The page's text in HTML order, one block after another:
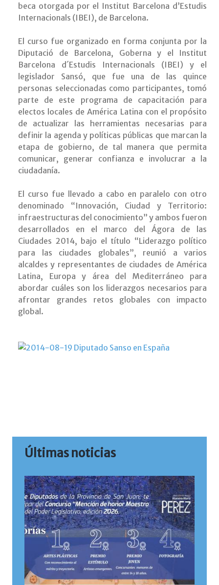
beca otorgada por el Institut Barcelona d’Estudis
Internacionals (IBEI), de Barcelona.
El curso fue organizado en forma conjunta por la
Diputació de Barcelona, Goberna y el Institut
Barcelona d´Estudis Internacionals (IBEI) y el
legislador Sansó, que fue una de las quince
personas seleccionadas como participantes, tomó
parte de este programa de capacitación para
electos locales de América Latina con el propósito
de actualizar las herramientas necesarias para
definir la agenda y políticas públicas que marcan la
etapa de gobierno, de tal manera que permita
comunicar, generar confianza e involucrar a la
ciudadanía.
El curso fue llevado a cabo en paralelo con otro
denominado “Innovación, Ciudad y Territorio:
infraestructuras del conocimiento” y ambos fueron
desarrollados en el marco del Ágora de las
Ciudades 2014, bajo el título “Liderazgo político
para las ciudades globales”, reunió a varios
alcaldes y representantes de ciudades de América
Latina, Europa y área del Mediterráneo para
abordar cuáles son los liderazgos necesarios para
afrontar grandes retos globales con impacto
global.
Últimas noticias